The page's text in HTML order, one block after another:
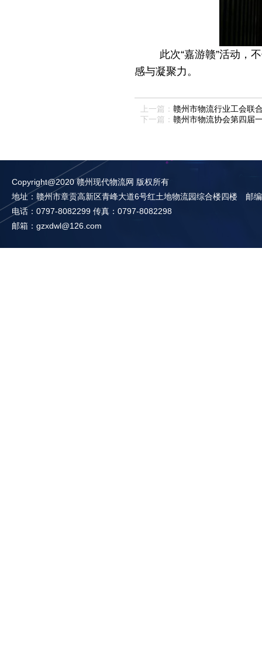
此次“嘉游赣”活动，
感与凝聚力。
上一篇： 赣州市物流行业工会联
下一篇： 赣州市物流协会第四届
Copyright@2020 赣州现代物流网 版权所有
地址：赣州市章贡高新区青峰大道6号红土地物流园综合楼四楼 邮
电话：0797-8082299 传真：0797-8082298
邮箱：gzxdwl@126.com